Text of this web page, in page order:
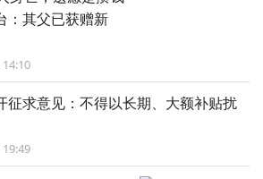
：其父已获赠新
14:10
征求意见：不得以长期、大额补贴扰
19:49